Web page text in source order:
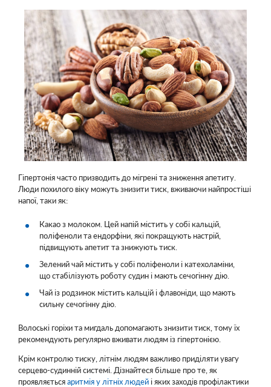
Гіпертонія часто призводить до мігрені та зниження апетиту.
Люди похилого віку можуть знизити тиск, вживаючи найпростіші
напої, таки як:
Какао з молоком. Цей напій містить у собі кальцій,
поліфеноли та ендорфіни, які покращують настрій,
підвищують апетит та знижують тиск.
Зелений чай містить у собі поліфеноли і катехоламіни,
що стабілізують роботу судин і мають сечогінну дію.
Чай із родзинок містить кальцій і флавоніди, що мають
сильну сечогінну дію.
Волоські горіхи та мигдаль допомагають знизити тиск, тому їх
рекомендують регулярно вживати людям із гіпертонією.
Крім контролю тиску, літнім людям важливо приділяти увагу
серцево-судинній системі. Дізнайтеся більше про те, як
проявляєтьсяаритмія у літніх людейі яких заходів профілактики